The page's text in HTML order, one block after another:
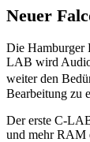
Neuer
Die Hamburger
LAB wird Audio
weiter den
Bearbeitung zu
Der erste C-
und mehr RAM